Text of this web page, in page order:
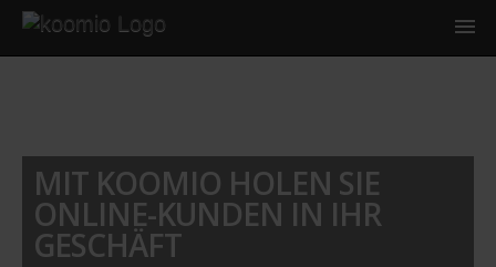
MIT KOOMIO HOLEN SIE
ONLINE-KUNDEN IN IHR
GESCHÄFT